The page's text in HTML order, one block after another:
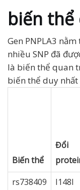
biến thể
Gen PNPLA3
nhiều SNP đã
là biến thể quan
biến thể duy nhất
Biến thể
Đổi
rs738409
I148I